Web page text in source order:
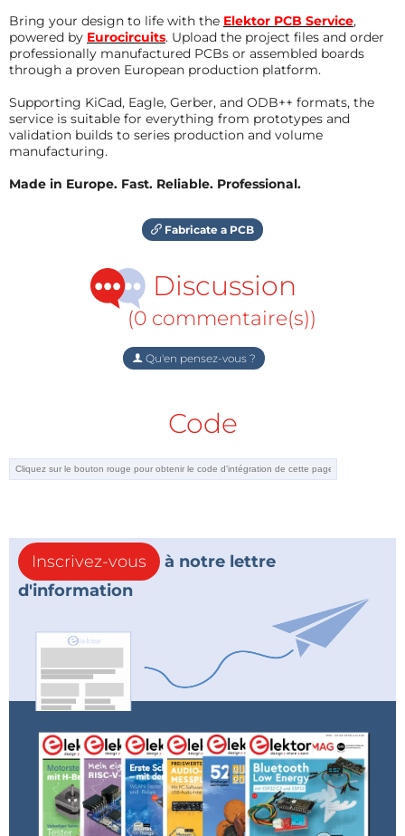
Bring your design to life with the Elektor PCB Service,
powered by Eurocircuits. Upload the project files and order
professionally manufactured PCBs or assembled boards
through a proven European production platform.
Supporting KiCad, Eagle, Gerber, and ODB++ formats, the
service is suitable for everything from prototypes and
validation builds to series production and volume
manufacturing.
Made in Europe. Fast. Reliable. Professional.
Fabricate a PCB
Discussion
(0 commentaire(s))
Qu'en pensez-vous ?
Code
Inscrivez-vous
à notre lettre
d'information